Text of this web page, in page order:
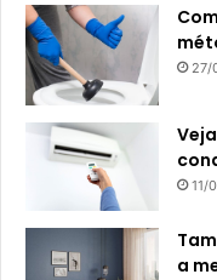
27/
11/
a